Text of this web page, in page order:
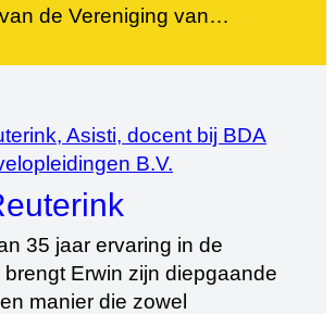
de Vereniging van
Waterpro. Door zijn
hij als docent voor de
voor
de cursisten. Van beleid,
[…]
35 jaar ervaring in de
brengt Erwin zijn diepgaande
manier die zowel